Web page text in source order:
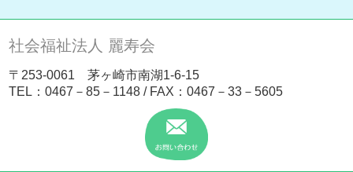
社会福祉法人 麗寿会
〒253-0061 茅ヶ崎市南湖1-6-15
TEL：0467－85－1148 / FAX：0467－33－5605